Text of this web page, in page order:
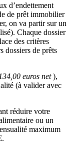
d’endettement
de prêt immobilier
on va partir sur un
Chaque dossier
des critères
dossiers de prêts
euros net),
(à valider avec
réduire votre
ou un
maximum